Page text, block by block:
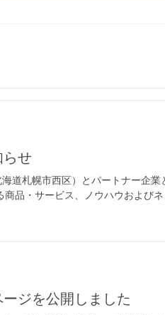
らせ
道札幌市西区）とパートナー企
商品・サービス、ノウハウおよび
ージを公開しました